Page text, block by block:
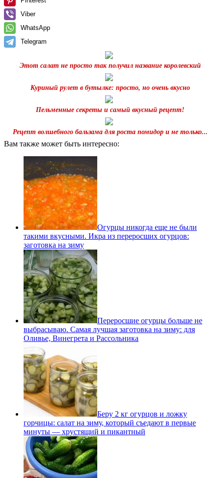
Viber
WhatsApp
Telegram
Этот салат не просто так получил название королевский
Куриный рулет в бутылке: просто, но очень вкусно
Пельменные секреты и самый вкусный рецепт!
Рецепт волшебного бальзама для роста помидор и не только...
Вам также может быть интересно:
Огурцы никогда еще не были
такими вкусными. Икра из переросших огурцов:
заготовка на зиму
Переросшие огурцы больше не
выбрасываю. Самая лучшая заготовка на зиму: для
Оливье, Винегрета и Рассольника
Беру 2 кг огурцов и ложку
горчицы: салат на зиму, который съедают в первые
минуты — хрустящий и пикантный